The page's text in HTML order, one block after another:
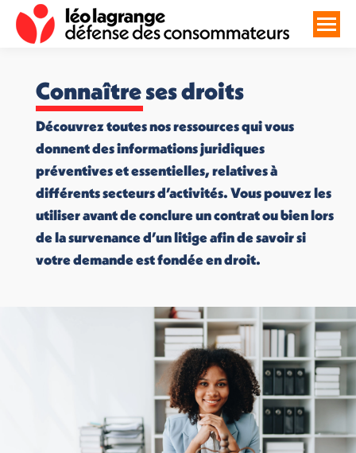
Connaître ses droits
Découvrez toutes nos ressources qui vous
donnent des informations juridiques
préventives et essentielles, relatives à
différents secteurs d’activités. Vous pouvez les
utiliser avant de conclure un contrat ou bien lors
de la survenance d’un litige afin de savoir si
votre demande est fondée en droit.